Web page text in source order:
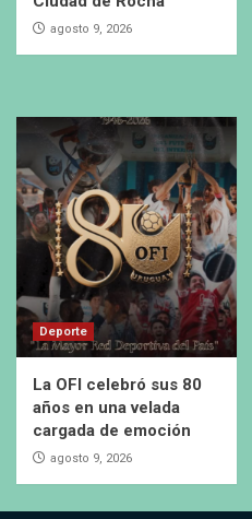
agosto 9, 2026
Deporte
La OFI celebró sus 80
años en una velada
cargada de emoción
agosto 9, 2026